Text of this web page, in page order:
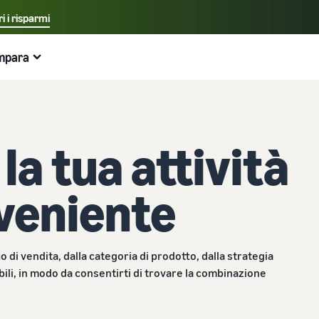
i risparmi
Seleziona la lingua preferita
Aspetti principali da considerare prima di iniziare a
vendere
Guida per Nuovi Venditori
Sblocca azioni consigliate che possono aiutarti a vendere
Logistica di Amazon
Risparmia il 53% sulle tariffe di gestione logistica ed
espandi la tua attività nell'Unione Europea
Gestione multicanale
Utilizza l'inventario di Logistica di Amazon per le vendite
Prodotti a basso costo
Vendi i tuoi prodotti artigianali in tutto il mondo
Amazon Renewed
Vendi prodotti ricondizionati e usati a milioni di clienti
Amazon in tutto il mondo
Partner di vendita dell'App Store
Scopri i partner software approvati da Amazon per
Stima le tue vendite su Amazon
Stima delle spese di evasione degli ordini
Confronta i preventivi in base al metodo di evasione
Esternalizza l'intero processo di consegna del prodotto
— dal produttore al cliente
Crea il tuo negozio online
Entra nel mondo dell'e-commerce in modo semplice ed
Elaborazione degli ordini nell'E-commerce
tua attività
di vendita, dalla categoria di prodotto, dalla strategia
in modo da consentirti di trovare la combinazione